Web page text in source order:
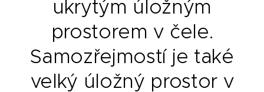
ukrytým úložným
prostorem v čele.
Samozřejmostí je také
velký úložný prostor v